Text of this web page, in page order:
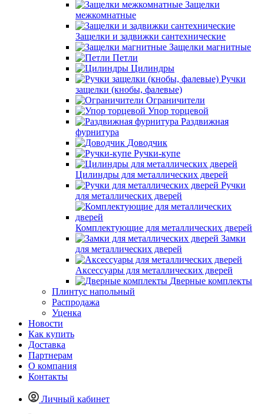
Защелки
межкомнатные
Защелки и задвижки сантехнические
Защелки магнитные
Петли
Цилиндры
Ручки
защелки (кнобы, фалевые)
Ограничители
Упор торцевой
Раздвижная
фурнитура
Доводчик
Ручки-купе
Цилиндры для металлических дверей
Ручки
для металлических дверей
Комплектующие для металлических дверей
Замки
для металлических дверей
Аксессуары для металлических дверей
Дверные комплекты
Плинтус напольный
Распродажа
Уценка
Новости
Как купить
Доставка
Партнерам
О компания
Контакты
Личный кабинет